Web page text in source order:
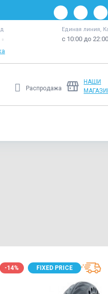
Единая линия,
с 10:00 до 22:00
Распродажа
НАШИ
-14% FIXED PRICE